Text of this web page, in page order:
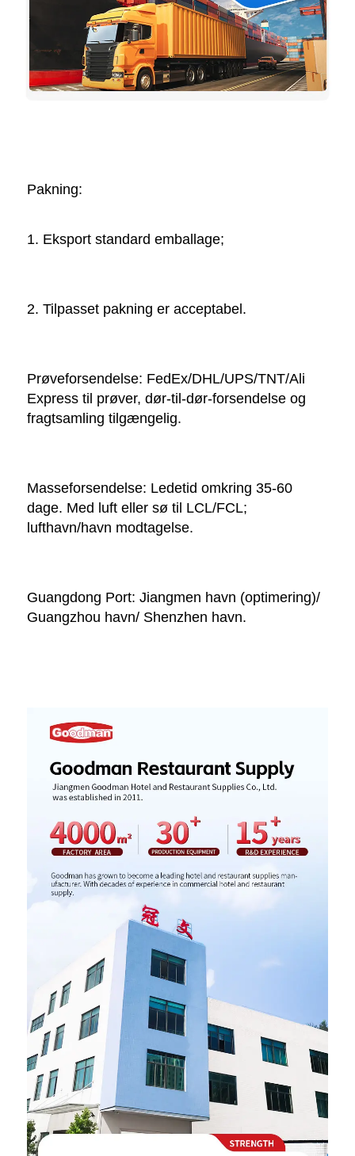
Pakning:
1. Eksport standard emballage;
2. Tilpasset pakning er acceptabel.
Prøveforsendelse: FedEx/DHL/UPS/TNT/Ali
Express til prøver, dør-til-dør-forsendelse og
fragtsamling tilgængelig.
Masseforsendelse: Ledetid omkring 35-60
dage. Med luft eller sø til LCL/FCL;
lufthavn/havn modtagelse.
Guangdong Port: Jiangmen havn (optimering)/
Guangzhou havn/ Shenzhen havn.